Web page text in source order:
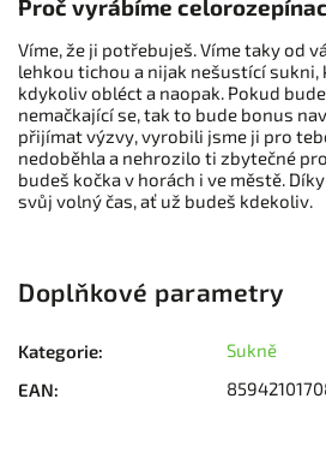
Proč vyrábíme
Víme, že ji potřebuješ. Víme taky od
lehkou tichou a nijak nešustící sukni,
kdykoliv obléct a naopak. Pokud
nemačkající se, tak to bude bonus
přijímat výzvy, vyrobili jsme ji pro
nedoběhla a nehrozilo ti zbytečné
budeš kočka v horách i ve městě.
svůj volný čas, ať už budeš kdekoliv.
Doplňkové parametry
Kategorie:
Sukně
EAN: